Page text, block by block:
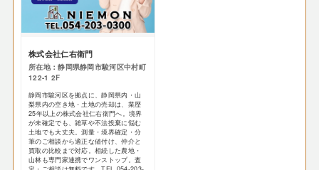
株式会社仁右衛門
所在地：静岡県静岡市駿河区中村町
122-1 2F
静岡市駿河区を拠点に、静岡県内・山
梨県内の空き地・土地の売却は、業歴
25年以上の株式会社仁右衛門へ。境界
が未確定でも、雑草や不法投棄に悩む
土地でも大丈夫。測量・境界確定・分
筆のご相談から適正な値付け、仲介と
買取の比較まで対応。相続した農地・
山林も専門家連携でワンストップ。査